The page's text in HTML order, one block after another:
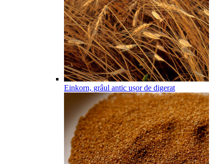
Einkorn, grâul antic ușor de digerat